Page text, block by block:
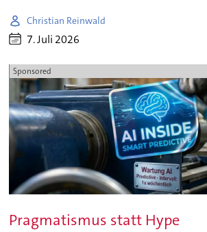
Christian Reinwald
7. Juli 2026
Sponsored
Pragmatismus statt Hype